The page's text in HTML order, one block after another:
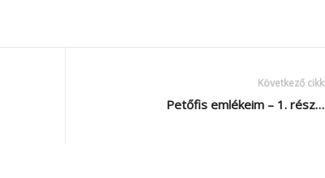
Következő cikk
Petőfis emlékeim – 1. rész…